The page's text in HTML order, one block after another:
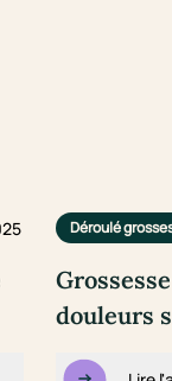
Déroulé
douleurs